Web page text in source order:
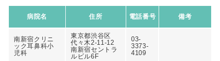
病院名 住所 電話番号 備考
南新宿クリニ
ック耳鼻科小
児科
東京都渋谷区
代々木2-11-12
南新宿セントラ
ルビル6F
03-
3373-
4109